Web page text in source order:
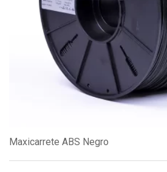
Maxicarrete ABS Negro